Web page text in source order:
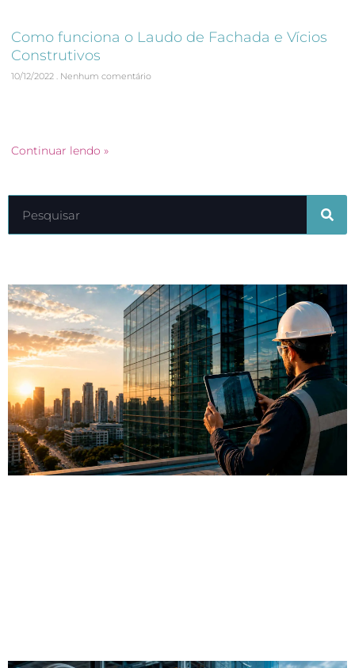
Como funciona o Laudo de Fachada e Vícios
Construtivos
10/12/2022 Nenhum comentário
Continuar lendo »